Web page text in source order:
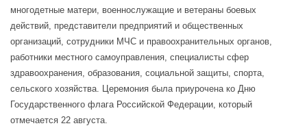
многодетные матери, военнослужащие и ветераны боевых
действий, представители предприятий и общественных
организаций, сотрудники МЧС и правоохранительных органов,
работники местного самоуправления, специалисты сфер
здравоохранения, образования, социальной защиты, спорта,
сельского хозяйства. Церемония была приурочена ко Дню
Государственного флага Российской Федерации, который
отмечается 22 августа.